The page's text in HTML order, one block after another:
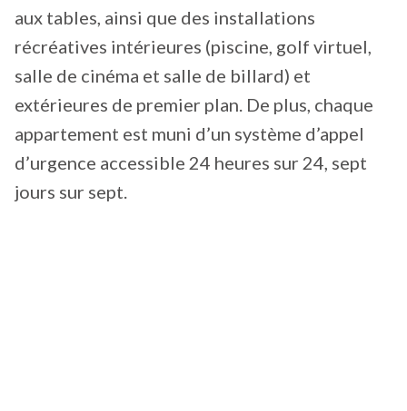
aux tables, ainsi que des installations
récréatives intérieures (piscine, golf virtuel,
salle de cinéma et salle de billard) et
extérieures de premier plan. De plus, chaque
appartement est muni d’un système d’appel
d’urgence accessible 24 heures sur 24, sept
jours sur sept.